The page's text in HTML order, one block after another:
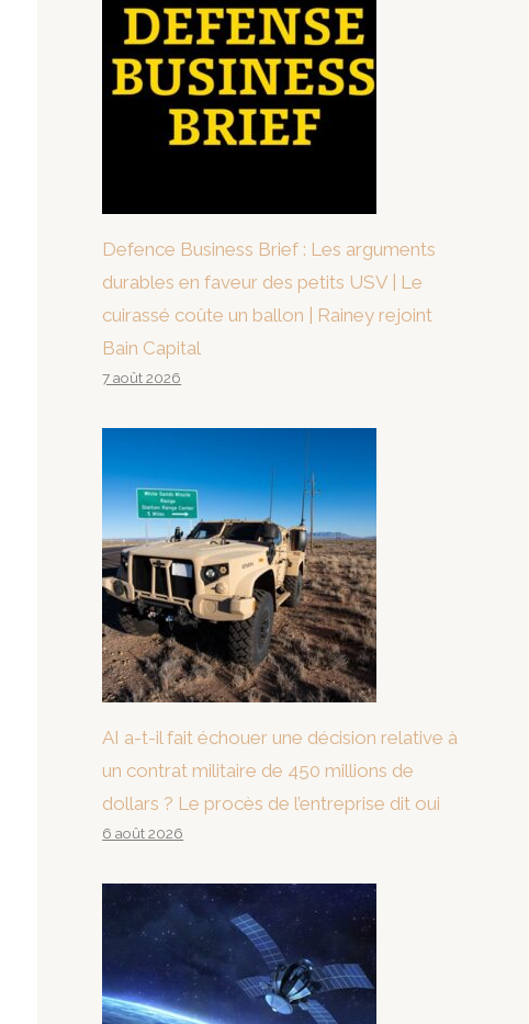
Defence Business Brief : Les arguments
durables en faveur des petits USV | Le
cuirassé coûte un ballon | Rainey rejoint
Bain Capital
7 août 2026
AI a-t-il fait échouer une décision relative à
un contrat militaire de 450 millions de
dollars ? Le procès de l’entreprise dit oui
6 août 2026